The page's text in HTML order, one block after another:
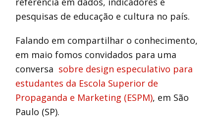
pesquisas de educação e cultura no país.
Falando em compartilhar o conhecimento,
em maio fomos convidados para uma
conversa sobre design especulativo para
estudantes da Escola Superior de
Propaganda e Marketing (ESPM), em São
Paulo (SP).